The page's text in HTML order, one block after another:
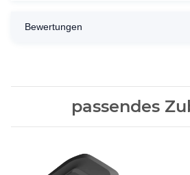
Bewertungen
passendes